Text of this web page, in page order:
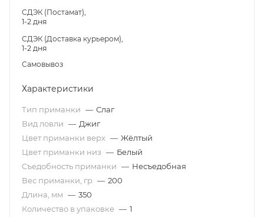
СДЭК (Постамат),
1-2 дня
СДЭК (Доставка курьером),
1-2 дня
Самовывоз
Характеристики
Тип приманки — Слаг
Вид ловли — Джиг
Цвет приманки верх — Жёлтый
Цвет приманки низ — Белый
Съедобность приманки — Несъедобная
Вес приманки, гр — 200
Длина, мм — 350
Количество в упаковке — 1